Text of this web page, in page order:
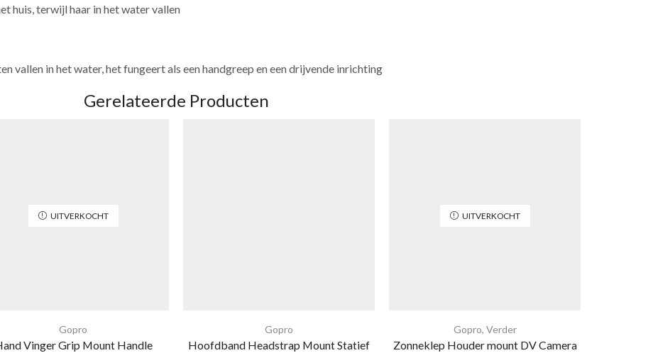
huis, terwijl haar in het water vallen
vallen in het water, het fungeert als een handgreep en een drijvende inrichting
Gerelateerde Producten
UITVERKOCHT
Gopro
Vinger Grip Mount Handle
Gopro
Hoofdband Headstrap Mount Statief
UITVERKOCHT
Gopro, Verder
Zonneklep Houder mount DV Camera